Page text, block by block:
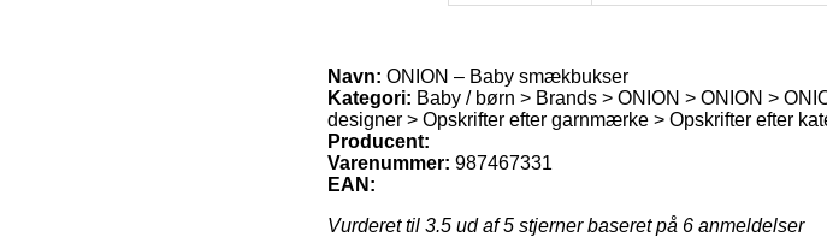
Navn: ONION – Baby smækbukser
Kategori: Baby / børn > Brands > ONION > ONION >
designer > Opskrifter efter garnmærke > Opskrifter efter
Producent:
Varenummer: 987467331
EAN:
Vurderet til 3.5 ud af 5 stjerner baseret på 6 anmeldelser